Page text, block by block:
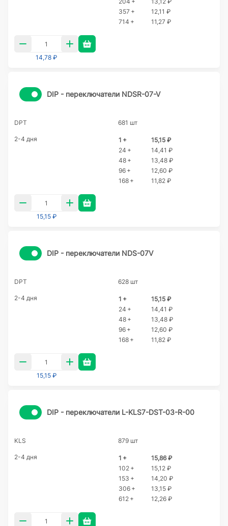
357 +
12,11 ₽
714 +
11,27 ₽
14,78 ₽
DIP - переключатели NDSR-07-V
DPT 681 шт
2-4 дня 1 +
15,15 ₽
24 +
14,41 ₽
48 +
13,48 ₽
96 +
12,60 ₽
168 +
11,82 ₽
15,15 ₽
DIP - переключатели NDS-07V
DPT 628 шт
2-4 дня 1 +
15,15 ₽
24 +
14,41 ₽
48 +
13,48 ₽
96 +
12,60 ₽
168 +
11,82 ₽
15,15 ₽
DIP - переключатели L-KLS7-DST-03-R-00
KLS 879 шт
2-4 дня 1 +
15,86 ₽
102 +
15,12 ₽
153 +
14,20 ₽
306 +
13,15 ₽
612 +
12,26 ₽